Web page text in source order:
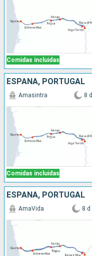
Comidas incluidas
ESPAÑA, PORTUGAL
Comidas incluidas
Amasintra 8 d
ESPAÑA, PORTUGAL
AmaVida 8 d